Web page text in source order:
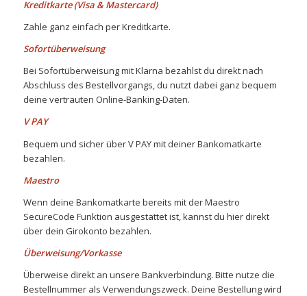
Kreditkarte (Visa & Mastercard)
Zahle ganz einfach per Kreditkarte.
Sofortüberweisung
Bei Sofortüberweisung mit Klarna bezahlst du direkt nach
Abschluss des Bestellvorgangs, du nutzt dabei ganz bequem
deine vertrauten Online-Banking-Daten.
V PAY
Bequem und sicher über V PAY mit deiner Bankomatkarte
bezahlen.
Maestro
Wenn deine Bankomatkarte bereits mit der Maestro
SecureCode Funktion ausgestattet ist, kannst du hier direkt
über dein Girokonto bezahlen.
Überweisung/Vorkasse
Überweise direkt an unsere Bankverbindung. Bitte nutze die
Bestellnummer als Verwendungszweck. Deine Bestellung wird